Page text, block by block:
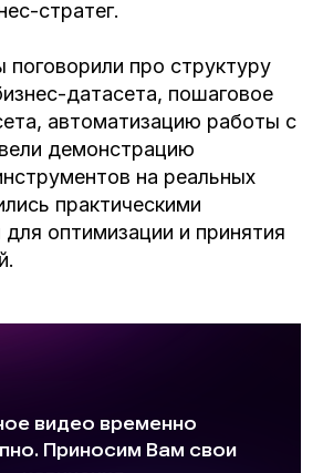
стратег.
про структуру
датасета, пошаговое
автоматизацию работы с
демонстрацию
на реальных
практическими
оптимизации и принятия